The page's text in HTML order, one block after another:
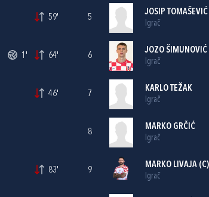
59'
1' 64'
46'
83'
5
JOSIP TOMAŠEVIĆ
Igrač
6
JOZO ŠIMUNOVIĆ
Igrač
7
KARLO TEŽAK
Igrač
8
MARKO GRČIĆ
Igrač
9
MARKO LIVAJA(C)
Igrač